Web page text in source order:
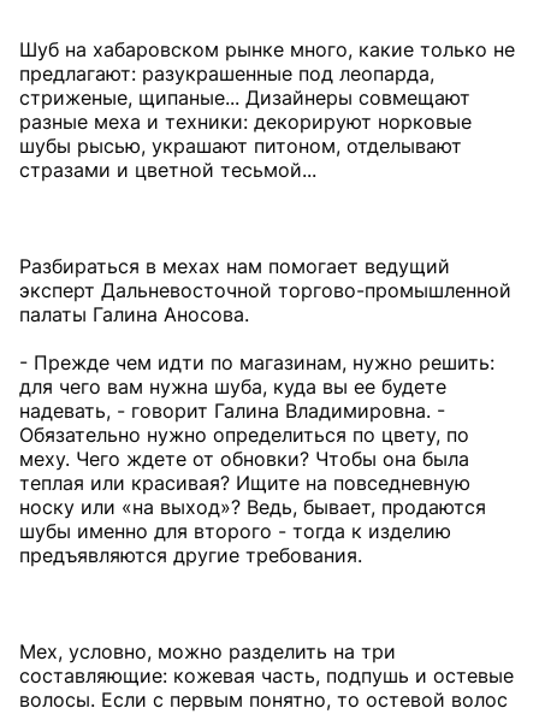
Шуб на хабаровском рынке много, какие только не
предлагают: разу­крашенные под леопарда,
стриженые, щипаные... Дизайнеры совмещают
разные меха и техники: декорируют норковые
шубы рысью, украшают питоном, отделывают
стразами и цветной тесьмой...
Разбираться в мехах нам помогает ведущий
эксперт Дальневосточной торгово-промышленной
палаты Галина Аносова.
- Прежде чем идти по магазинам, нужно решить:
для чего вам нужна шуба, куда вы ее будете
надевать, - говорит Галина Владимировна. -
Обязательно нужно определиться по цвету, по
меху. Чего ждете от обновки? Чтобы она была
теплая или красивая? Ищите на повседневную
носку или «на выход»? Ведь, бывает, продаются
шубы именно для второго - тогда к изделию
предъявляются другие требования.
Мех, условно, можно разделить на три
составляющие: кожевая часть, подпушь и остевые
волосы. Если с первым понятно, то остевой волос